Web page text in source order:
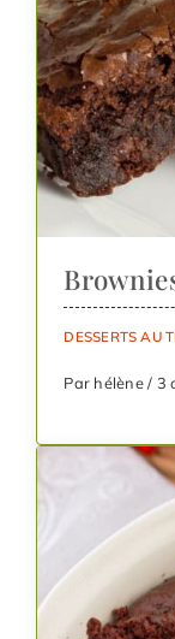
DESSERTS AU
Par hélène / 3